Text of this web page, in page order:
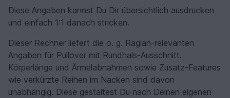
Diese Angaben kannst Du Dir übersichtlich ausdrucken
und einfach 1:1 danach stricken.
Dieser Rechner liefert die o. g. Raglan-relevanten
Angaben für Pullover mit Rundhals-Ausschnitt.
Körperlänge und Ärmelabnahmen sowie Zusatz-Features
wie verkürzte Reihen im Nacken sind davon
unabhängig. Diese gestaltest Du nach Deinen eigenen